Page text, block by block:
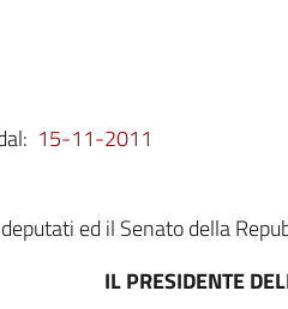
15-11-2011
ed il Senato della
IL PRESIDENTE